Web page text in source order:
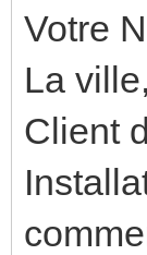
Votre
La
Client